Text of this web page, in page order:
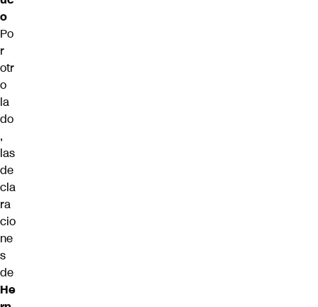
o
Po
r
otr
o
la
do
,
las
de
cla
ra
cio
ne
s
de
He